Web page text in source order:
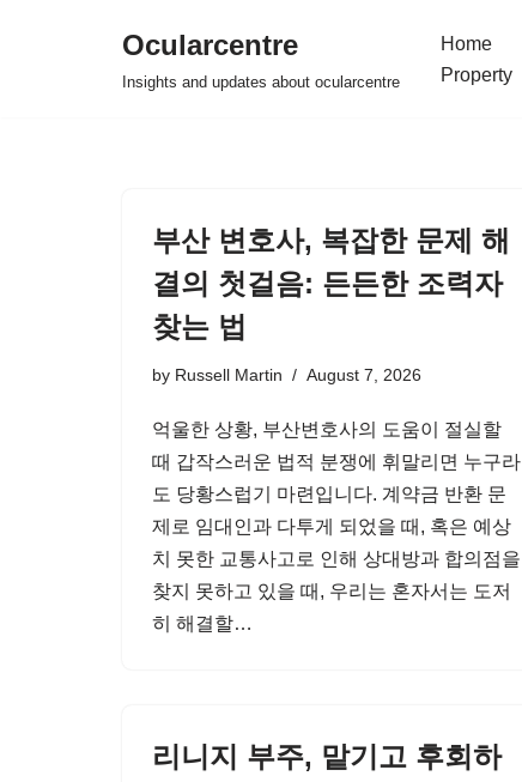
Ocularcentre
Insights and updates about ocularcentre
Home
Property
부산 변호사, 복잡한 문제 해
결의 첫걸음: 든든한 조력자
찾는 법
by Russell Martin August 7, 2026
억울한 상황, 부산변호사의 도움이 절실할
때 갑작스러운 법적 분쟁에 휘말리면 누구라
도 당황스럽기 마련입니다. 계약금 반환 문
제로 임대인과 다투게 되었을 때, 혹은 예상
치 못한 교통사고로 인해 상대방과 합의점을
찾지 못하고 있을 때, 우리는 혼자서는 도저
히 해결할…
리니지 부주, 맡기고 후회하